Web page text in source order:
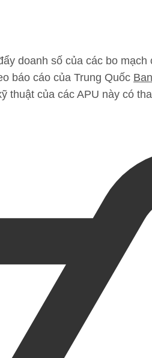
doanh số của các bo
báo cáo của Trung Quốc
thuật của các APU này có